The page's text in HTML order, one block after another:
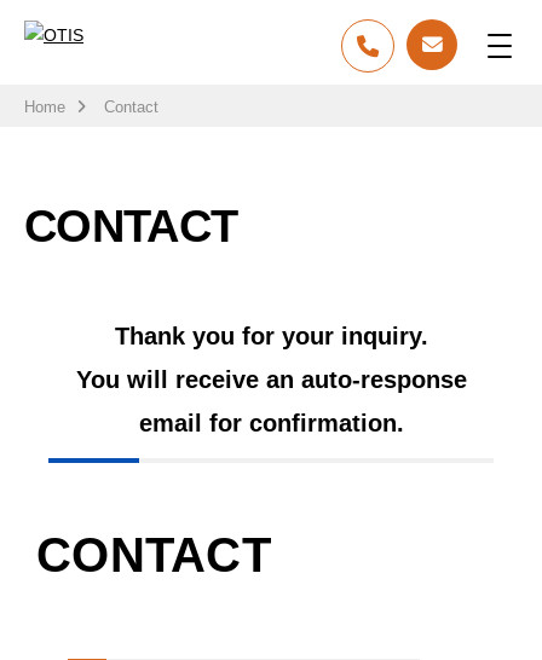
Home Contact
CONTACT
Thank you for your inquiry.
You will receive an auto-response
email for confirmation.
CONTACT